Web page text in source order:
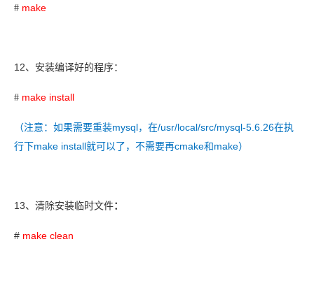
# make
12、 安装编译好的程序：
# make install
（注意：如果需要重装mysql，在/usr/local/src/mysql-5.6.26在执
行下make install就可以了，不需要再cmake和 make）
13、 清除安装临时文件：
# make clean